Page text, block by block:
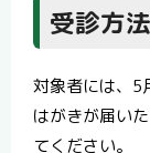
受診方法
対象者には、5
はがきが届い
てください。